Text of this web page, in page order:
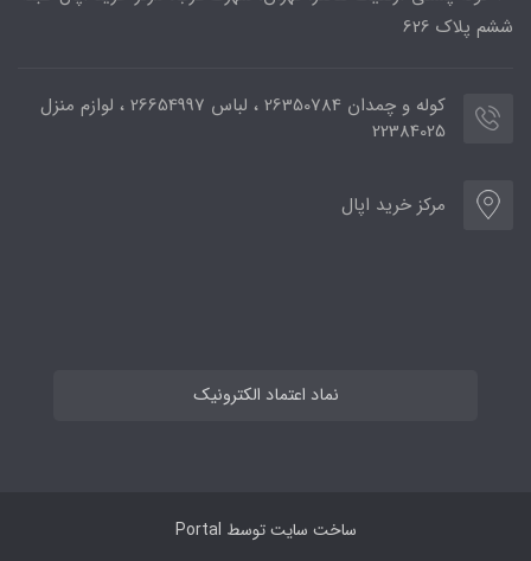
ششم پلاک 626
کوله و چمدان 26350784 ، لباس 26654997 ، لوازم منزل
22384025
مرکز خرید اپال
نماد اعتماد الکترونیک
ساخت سایت توسط Portal